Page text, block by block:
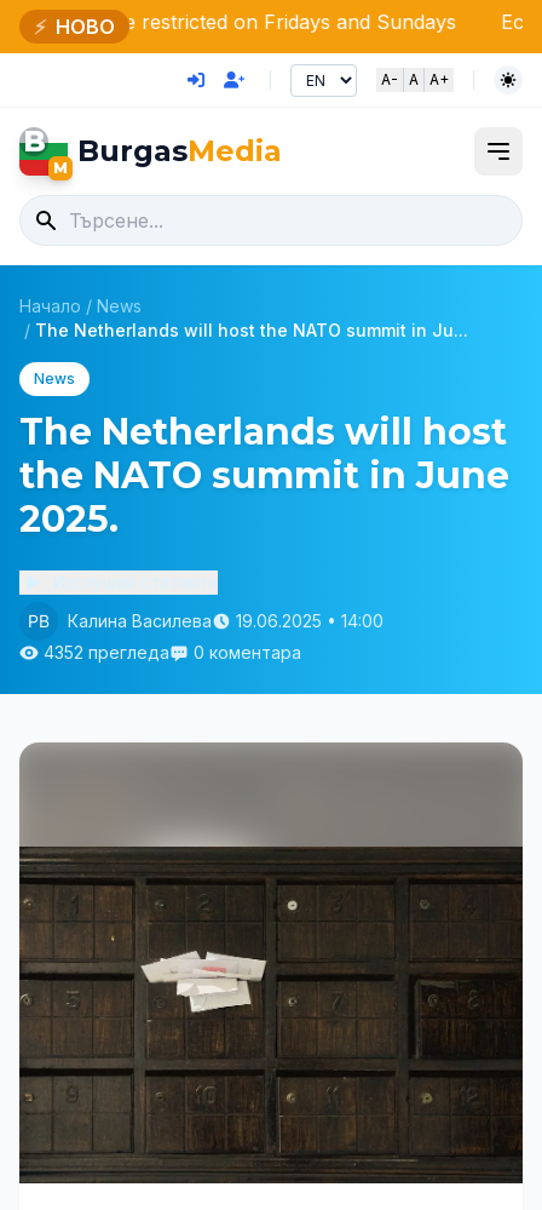
⚡ НОВО
be restricted on Fridays and Sundays Economic
A- A A+
B
M BurgasMedia
Начало / News
/ The Netherlands will host the NATO summit in Ju...
News
The Netherlands will host
the NATO summit in June
2025.
Калина Василева
19.06.2025 • 14:00
4352 прегледа
0 коментара